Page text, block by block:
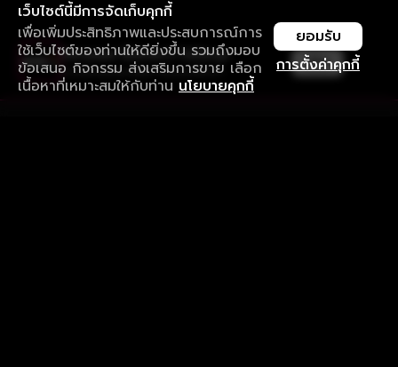
เว็บไซต์นี้มีการจัดเก็บคุกกี้
เพื่อเพิ่มประสิทธิภาพและประสบการณ์การ
ใช้เว็บไซต์ของท่านให้ดียิ่งขึ้น รวมถึงมอบ
ข้อเสนอ กิจกรรม ส่งเสริมการขาย เลือก
เนื้อหาที่เหมาะสมให้กับท่าน นโยบายคุกกี้
การตั้งค่าคุกกี้
ยอมรับ
ใช้งานแอป ลื่นไหลกว่า ไม่มีสะดุด
ดาวน์โหลดแอปเพื่อการรับชมที่ดีกว่า เปิด